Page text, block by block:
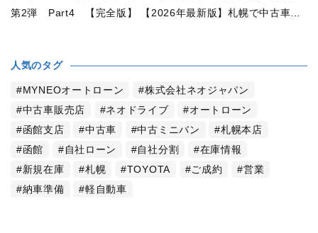
第2弾 Part4 【完全版】 【2026年最新版】札幌で中古車を買うなら2WDと4WDどっち？北海道の雪道・燃費・価格・維持費を徹底比較
人気のタグ
MYNEOオートローン
株式会社ネオジャパン
中古車販売店
ネオドライブ
オートローン
函館支店
中古車 中古ミニバン
札幌本店
函館
自社ローン 自社分割
在庫情報
新規在庫
札幌 TOYOTA ご成約
営業
納車準備
軽自動車